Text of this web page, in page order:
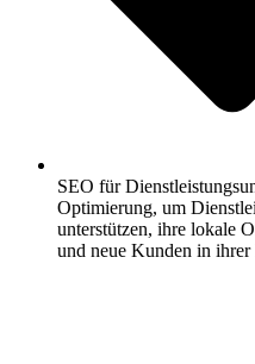
SEO für
Optimierung, um
unterstützen, ihre lokale
und neue Kunden in